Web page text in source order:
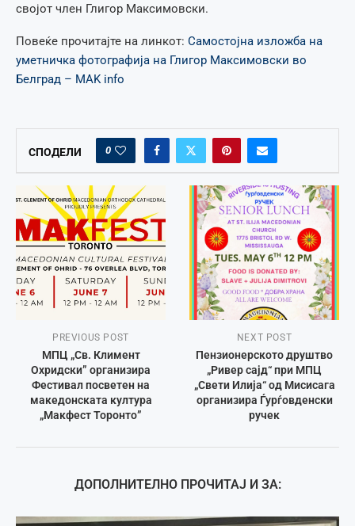
својот член Глигор Максимовски.
Повеќе прочитајте на линкот: Самостојна изложба на
уметничка фотографија на Глигор Максимовски во
Белград – MAK info
СПОДЕЛИ 0
PREVIOUS POST
МПЦ „Св. Климент
Охридски” организира
Фестивал посветен на
македонската култура
„Макфест Торонто”
NEXT POST
Пензионерското друштво
„Ривер сајд“ при МПЦ
„Свети Илија“ од Мисисага
организира Ѓурѓовденски
ручек
ДОПОЛНИТЕЛНО ПРОЧИТАЈ И ЗА: